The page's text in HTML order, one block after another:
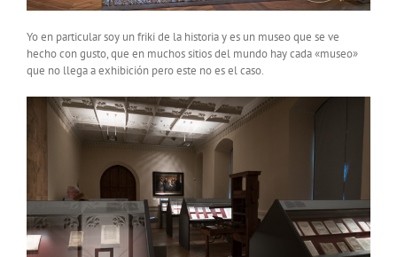
Yo en particular soy un friki de la historia y es un museo que se ve
hecho con gusto, que en muchos sitios del mundo hay cada «museo»
que no llega a exhibición pero este no es el caso.